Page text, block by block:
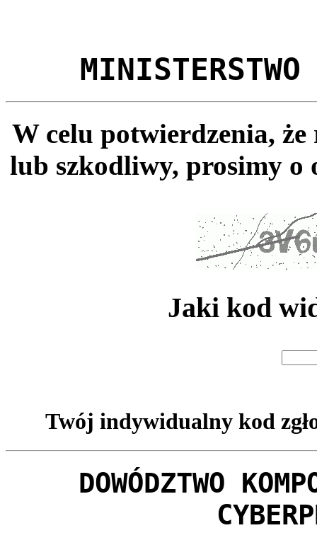
MINISTERSTWO
W celu potwierdzenia,
lub szkodliwy, prosimy o
Jaki kod
Twój indywidualny kod
DOWÓDZTWO